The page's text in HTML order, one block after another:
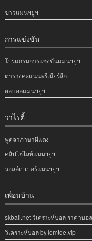
ข่าวแมนฯยูฯ
การแข่งขัน
โปรแกรมการแข่งขันแมนฯยูฯ
ตารางคะแนนพรีเมียร์ลีก
ผลบอลแมนฯยูฯ
วาไรตี้
พูดจาภาษาผีแดง
คลิปไฮไลท์แมนฯยูฯ
วอลล์เปเปอร์แมนฯยูฯ
เพื่อนบ้าน
skball.net วิเคราะห์บอล ราคาบอ
วิเคราะห์บอล by lomtoe.vip